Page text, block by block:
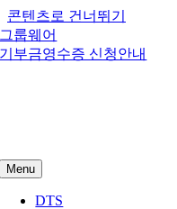
콘텐츠로 건너뛰기
그룹웨어
기부금영수증 신청안내
Menu
DTS